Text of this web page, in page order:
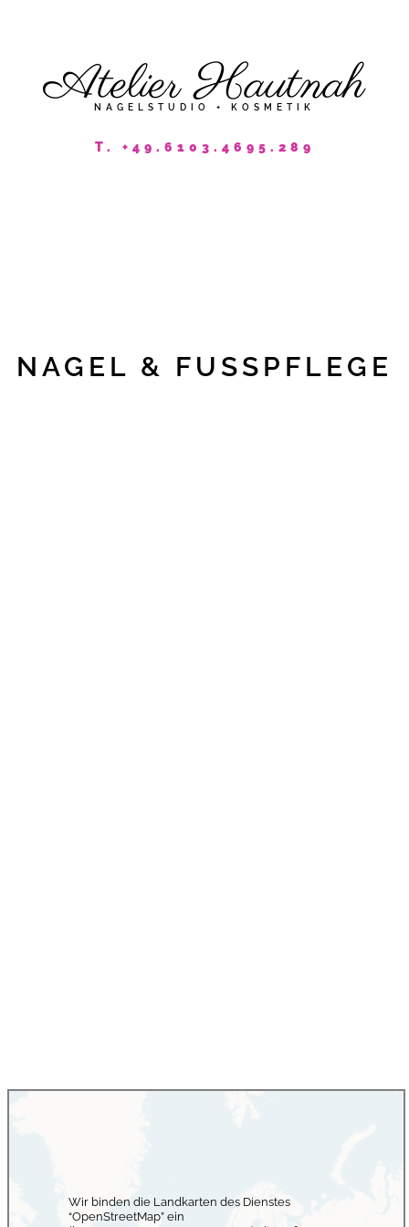
Atelier Hautnah
NAGELSTUDIO + KOSMETIK
T. +49.6103.4695.289
NAGEL & FUSSPFLEGE
Wir binden die Landkarten des Dienstes
“OpenStreetMap” ein